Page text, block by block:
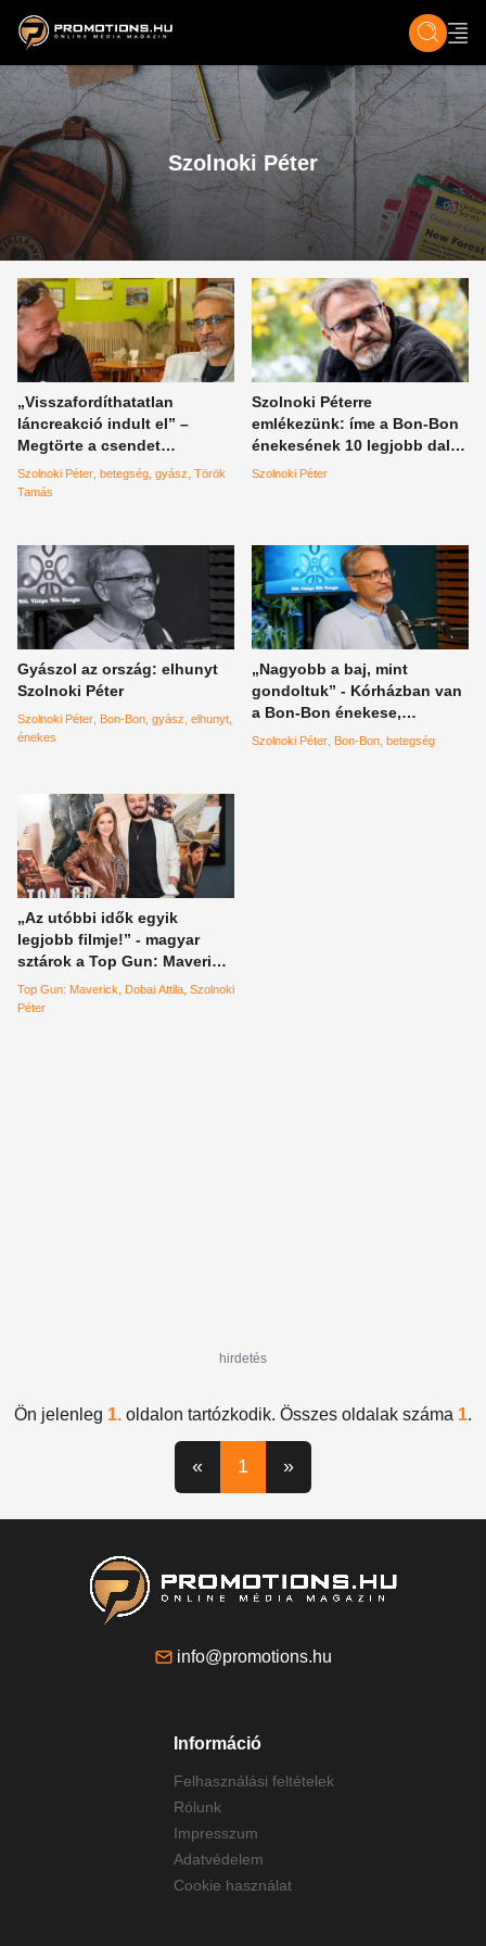
ZENE, FILM & KULT ÉLET TECH &
Szolnoki Péter
„Visszafordíthatatlan
láncreakció indult el” –
Megtörte a csendet
zenésztársa Szolnoki Péter
utolsó óráiról és a gyilkos,
Szolnoki Péter betegség gyász Török
Tamás
Szolnoki Péterre
emlékezünk: íme a Bon-Bon
énekesének 10 legjobb dala
az emberek véleménye
Szolnoki Péter
Gyászol az ország: elhunyt
Szolnoki Péter
Szolnoki Péter Bon-Bon gyász elhunyt
énekes
„Nagyobb a baj, mint
gondoltuk” - Kórházban van
a Bon-Bon énekese,
aggasztó a helyzet
Szolnoki Péter Bon-Bon betegség
„Az utóbbi idők egyik
legjobb filmje!” - magyar
sztárok a Top Gun: Maverick-
ről
Top Gun: Maverick Dobai Attila Szolnoki
Péter
hirdetés
Ön jelenleg 1. oldalon tartózkodik. Összes oldalak száma 1.
« 1 »
info@promotions.hu
Információ
Felhasználási feltételek
Rólunk
Impresszum
Adatvédelem
Cookie használat